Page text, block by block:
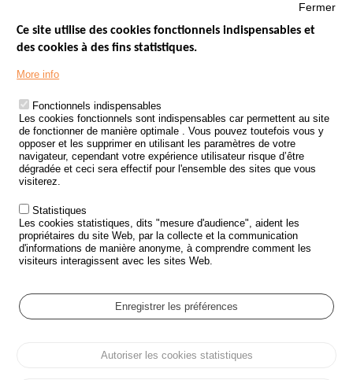
Menu
Footer
LES SITES PUBLICS
ÉTAT DE L’INSÉCURITÉ ROUTIÈRE
TRAITEMENT DES DONNÉES PERSONNELLES DES ACCIDENTS DE
LA ROUTE
ETUDES ET RECHERCHES
APPEL À PROJETS
POLITIQUE DE SÉCURITÉ ROUTIÈRE
Outils
AGENDA
GLOSSAIRE
Cookie settings
Protection des données personnelles et Cookies
Fermer
Ce site utilise des cookies fonctionnels indispensables et
des cookies à des fins statistiques.
More info
Fonctionnels indispensables
Les cookies fonctionnels sont indispensables car permettent au site
de fonctionner de manière optimale . Vous pouvez toutefois vous y
opposer et les supprimer en utilisant les paramètres de votre
navigateur, cependant votre expérience utilisateur risque d’être
dégradée et ceci sera effectif pour l'ensemble des sites que vous
visiterez.
Statistiques
Les cookies statistiques, dits "mesure d'audience", aident les
propriétaires du site Web, par la collecte et la communication
d'informations de manière anonyme, à comprendre comment les
visiteurs interagissent avec les sites Web.
Enregistrer les préférences
Autoriser les cookies statistiques